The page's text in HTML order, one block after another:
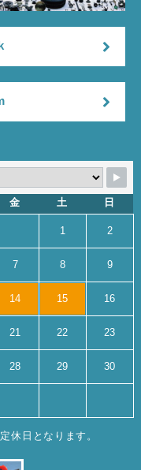
金 土 日
1 2
7 8 9
14 15 16
21 22 23
28 29 30
休日となります。